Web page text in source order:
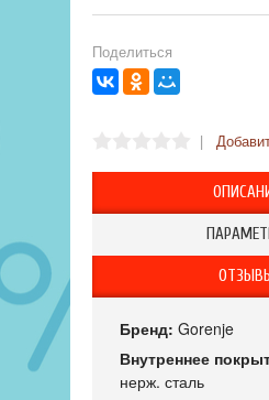
Поделиться
|
ОТЗЫВЫ
Бренд: Gorenje
Внутреннее
нерж. сталь